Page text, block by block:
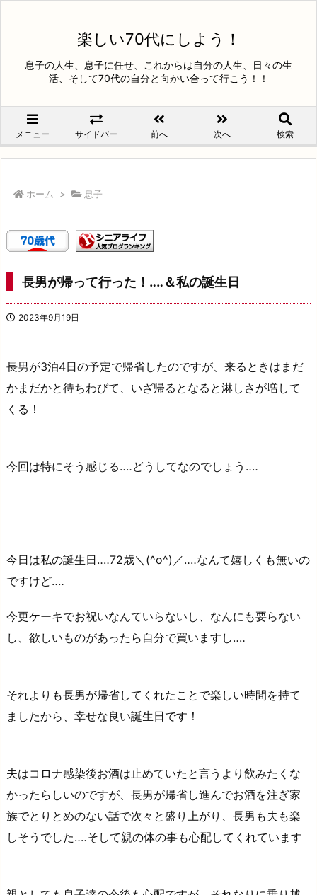
楽しい70代にしよう！
息子の人生、息子に任せ、これからは自分の人生、日々の生
活、そして70代の自分と向かい合って行こう！！
メニュー サイドバー 前へ 次へ 検索
ホーム > 息子
長男が帰って行った！‥‥＆私の誕生日
2023年9月19日
長男が3泊4日の予定で帰省したのですが、来るときはまだ
かまだかと待ちわびて、いざ帰るとなると淋しさが増して
くる！
今回は特にそう感じる‥‥どうしてなのでしょう‥‥
今日は私の誕生日‥‥72歳＼(^o^)／‥‥なんて嬉しくも無いの
ですけど‥‥
今更ケーキでお祝いなんていらないし、なんにも要らない
し、欲しいものがあったら自分で買いますし‥‥
それよりも長男が帰省してくれたことで楽しい時間を持て
ましたから、幸せな良い誕生日です！
夫はコロナ感染後お酒は止めていたと言うより飲みたくな
かったらしいのですが、長男が帰省し進んでお酒を注ぎ家
族でとりとめのない話で次々と盛り上がり、長男も夫も楽
しそうでした‥‥そして親の体の事も心配してくれています